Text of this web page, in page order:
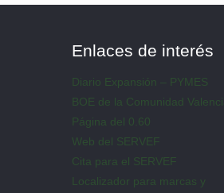
Enlaces de interés
Diario Expansión – PYMES
BOE de la Comunidad
Página del 0.60
Web del SERVEF
Cita para el SERVEF
Localizador para marcas y